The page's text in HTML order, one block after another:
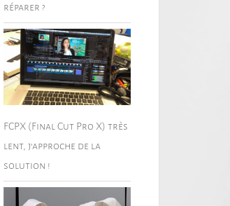
réparer ?
FCPX (Final Cut Pro X) très
lent, j’approche de la
solution !